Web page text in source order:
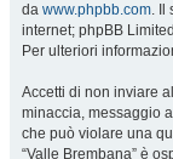
da www.phpbb.com. Il
internet; phpBB
Per ulteriori
Accetti di non inviare
minaccia, messaggio
che può violare una
“Valle Brembana” è